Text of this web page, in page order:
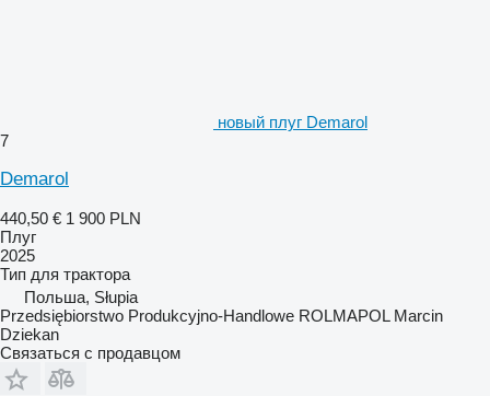
новый плуг Demarol
7
Demarol
440,50 € 1 900 PLN
Плуг
2025
Тип для трактора
Польша, Słupia
Przedsiębiorstwo Produkcyjno-Handlowe ROLMAPOL Marcin
Dziekan
Связаться с продавцом